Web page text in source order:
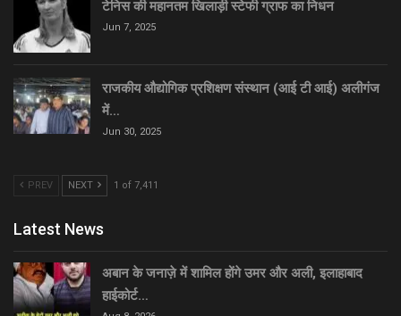
टेनिस की महानतम खिलाड़ी स्टेफी ग्राफ का निधन
Jun 7, 2025
राजकीय औद्योगिक प्रशिक्षण संस्थान (आई टी आई) अलीगंज
में…
Jun 30, 2025
PREV NEXT 1 of 7,411
Latest News
अबान के जनाज़े में शामिल होंगे उमर और अली, इलाहाबाद
हाईकोर्ट…